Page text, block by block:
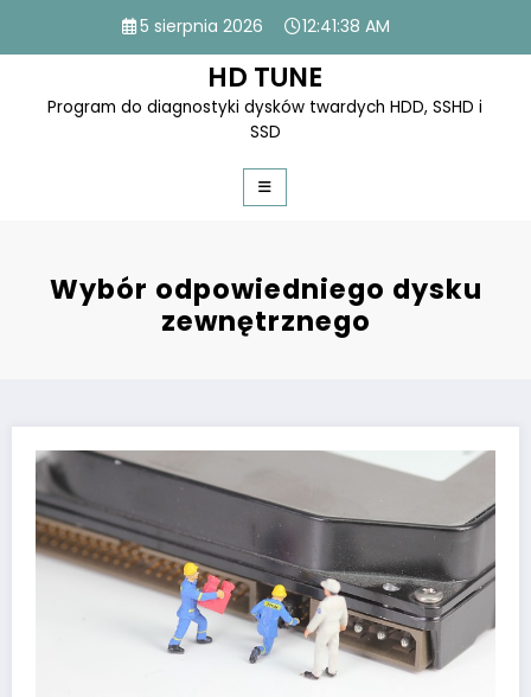
content
5 sierpnia 2026 12:41:38 AM
HD TUNE
Program do diagnostyki dysków twardych HDD, SSHD i
SSD
Wybór odpowiedniego dysku
zewnętrznego